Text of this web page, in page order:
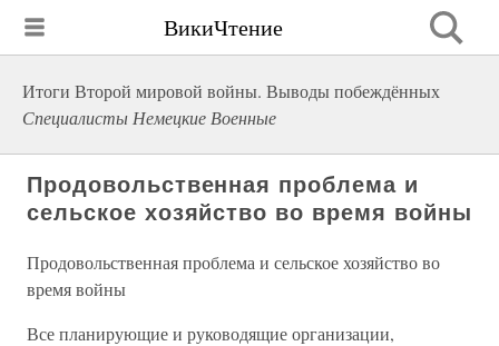
ВикиЧтение
Итоги Второй мировой войны. Выводы побеждённых
Специалисты Немецкие Военные
Продовольственная проблема и
сельское хозяйство во время войны
Продовольственная проблема и сельское хозяйство во
время войны
Все планирующие и руководящие организации,